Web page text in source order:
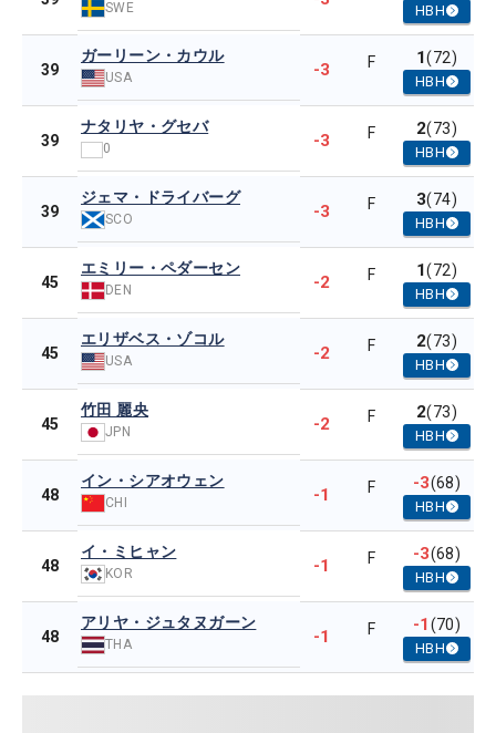
SWE HBH
39
ガーリーン・カウル
USA -3 F 1(72)
HBH
39
ナタリヤ・グセバ
0 -3 F 2(73)
HBH
39
ジェマ・ドライバーグ
SCO -3 F 3(74)
HBH
45
エミリー・ペダーセン
DEN -2 F 1(72)
HBH
45
エリザベス・ゾコル
USA -2 F 2(73)
HBH
45
竹田 麗央
JPN -2 F 2(73)
HBH
48
イン・シアオウェン
CHI -1 F -3(68)
HBH
48
イ・ミヒャン
KOR -1 F -3(68)
HBH
48
アリヤ・ジュタヌガーン
THA -1 F -1(70)
HBH